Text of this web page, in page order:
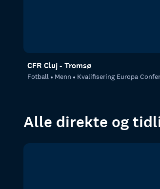
CFR Cluj - Tromsø
Fotball Menn Kvalifisering Europa Conference League
Alle direkte og